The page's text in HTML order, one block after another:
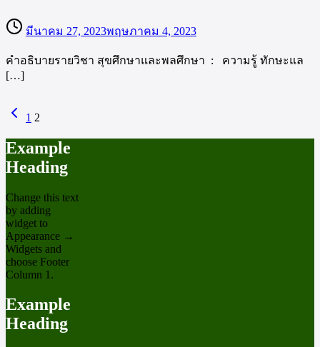
มีนาคม 27, 2023พฤษภาคม 4, 2023
คำอธิบายรายวิชา สุขศึกษาและพลศึกษา : ความรู้ ทักษะแล
[…]
1 2
Example
Heading
Change this text
by adding
widget to
Appearance →
Widgets and
choose Footer
Column 1.
Example
Heading